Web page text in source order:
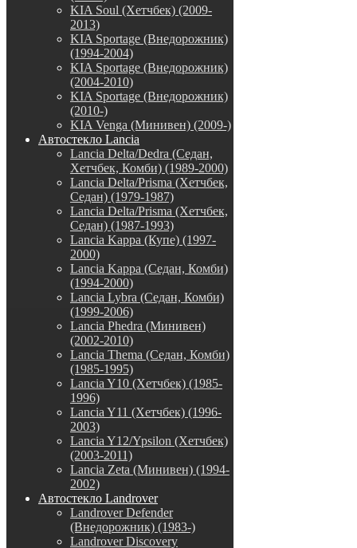
KIA Soul (Хетчбек) (2009-
2013)
KIA Sportage (Внедорожник)
(1994-2004)
KIA Sportage (Внедорожник)
(2004-2010)
KIA Sportage (Внедорожник)
(2010-)
KIA Venga (Минивен) (2009-)
Автостекло Lancia
Lancia Delta/Dedra (Седан,
Хетчбек, Комби) (1989-2000)
Lancia Delta/Prisma (Хетчбек,
Седан) (1979-1987)
Lancia Delta/Prisma (Хетчбек,
Седан) (1987-1993)
Lancia Kappa (Купе) (1997-
2000)
Lancia Kappa (Седан, Комби)
(1994-2000)
Lancia Lybra (Седан, Комби)
(1999-2006)
Lancia Phedra (Минивен)
(2002-2010)
Lancia Thema (Седан, Комби)
(1985-1995)
Lancia Y10 (Хетчбек) (1985-
1996)
Lancia Y11 (Хетчбек) (1996-
2003)
Lancia Y12/Ypsilon (Хетчбек)
(2003-2011)
Lancia Zeta (Минивен) (1994-
2002)
Автостекло Landrover
Landrover Defender
(Внедорожник) (1983-)
Landrover Discovery